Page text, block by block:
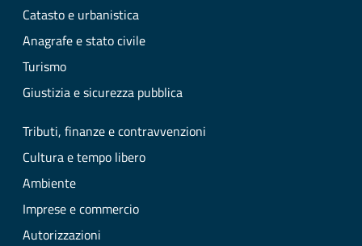
Catasto e urbanistica
Anagrafe e stato civile
Turismo
Giustizia e sicurezza pubblica
Tributi, finanze e contravvenzioni
Cultura e tempo libero
Ambiente
Imprese e commercio
Autorizzazioni